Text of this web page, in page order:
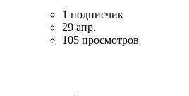
1 подписчик
29 апр.
105 просмотров